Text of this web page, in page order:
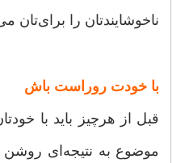
ناخوشایندتان را برای‌تان
با خودت روراست باش
قبل از هرچیز باید با
موضوع به نتیجه‌ای